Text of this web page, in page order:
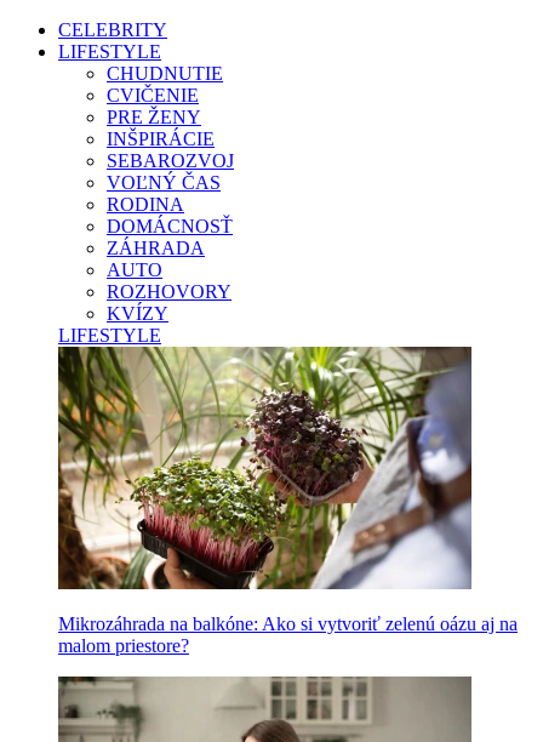
CELEBRITY
LIFESTYLE
CHUDNUTIE
CVIČENIE
PRE ŽENY
INŠPIRÁCIE
SEBAROZVOJ
VOĽNÝ ČAS
RODINA
DOMÁCNOSŤ
ZÁHRADA
AUTO
ROZHOVORY
KVÍZY
LIFESTYLE
Mikrozáhrada na balkóne: Ako si vytvoriť zelenú oázu aj na
malom priestore?